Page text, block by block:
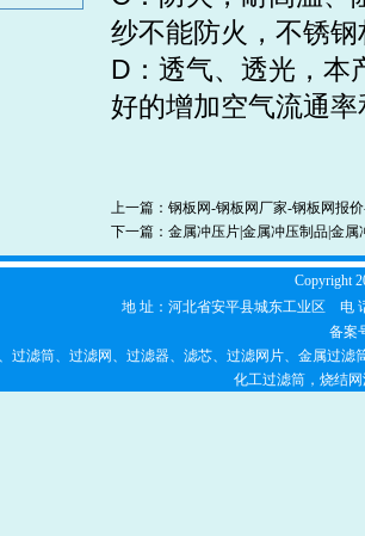
纱不能防火，不锈
D：透气、透光，本
好的增加空气流通
上一篇： 钢板网-钢板网厂家-钢板网报
下一篇： 金属冲压片|金属冲压制品|金属
Copyright
地 址：河北省安平县城东工业区 电 话
备案
过滤筒、过滤网、过滤器、滤芯、过滤网片、金属过
化工过滤筒，烧结